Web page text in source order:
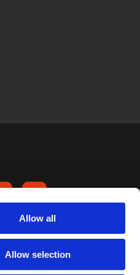
Allow all
Allow selection
OP INSTAGRAM
ONS OP LINKEDIN
VOLG ONS OP